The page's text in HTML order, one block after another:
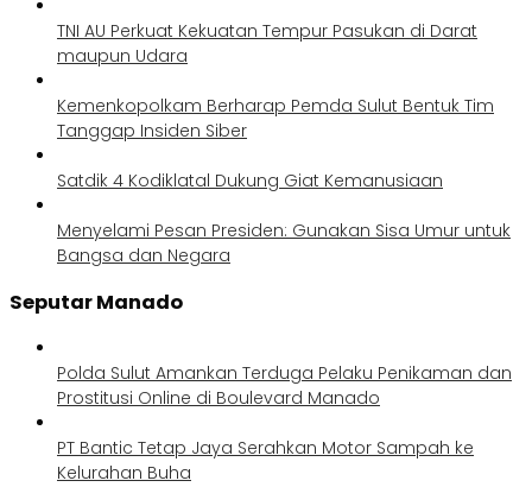
TNI AU Perkuat Kekuatan Tempur Pasukan di Darat
maupun Udara
Kemenkopolkam Berharap Pemda Sulut Bentuk Tim
Tanggap Insiden Siber
Satdik 4 Kodiklatal Dukung Giat Kemanusiaan
Menyelami Pesan Presiden: Gunakan Sisa Umur untuk
Bangsa dan Negara
Seputar Manado
Polda Sulut Amankan Terduga Pelaku Penikaman dan
Prostitusi Online di Boulevard Manado
PT Bantic Tetap Jaya Serahkan Motor Sampah ke
Kelurahan Buha